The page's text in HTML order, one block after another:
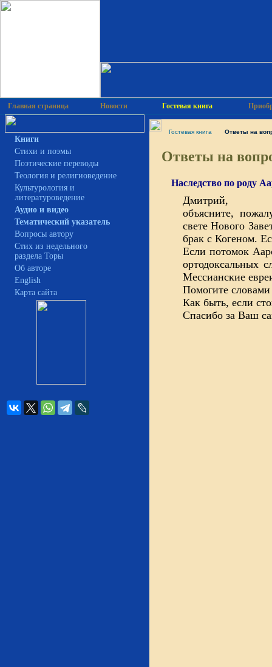
Главная страница Новости Гостевая книга
Книги
Cтихи и поэмы
Поэтические переводы
Теология и религиоведение
Культурология и
литературоведение
Аудио и видео
Тематический указатель
Вопросы автору
Стих из недельного
раздела Торы
Об авторе
English
Карта сайта
Гостевая книга Ответы на
Ответы на
Наследство по роду
Дмитрий,
объясните,
свете Нового
брак с Когеном.
Если потомок
ортодоксальных
Мессианские
Помогите
Как быть, если
Спасибо за Ваш